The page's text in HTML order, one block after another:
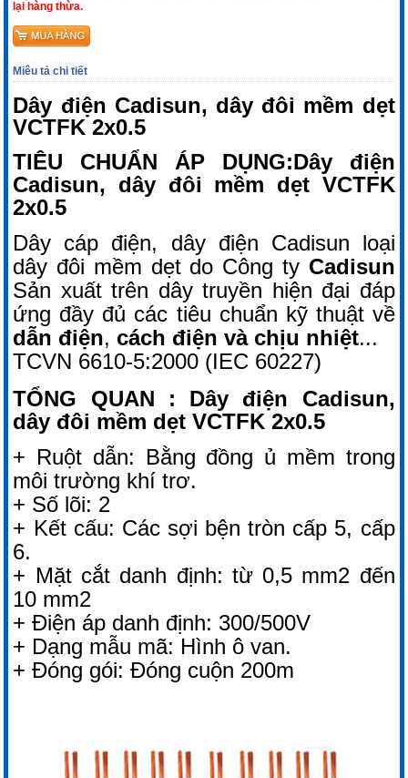
lại hàng thừa.
Miêu tả chi tiết
Dây điện Cadisun, dây đôi mềm dẹt
VCTFK 2x0.5
TIÊU CHUẨN ÁP DỤNG:Dây điện
Cadisun, dây đôi mềm dẹt VCTFK
2x0.5
Dây cáp điện, dây điện Cadisun loại
dây đôi mềm dẹt do Công ty Cadisun
Sản xuất trên dây truyền hiện đại đáp
ứng đầy đủ các tiêu chuẩn kỹ thuật về
dẫn điện, cách điện và chịu nhiệt...
TCVN 6610-5:2000 (IEC 60227)
TỔNG QUAN : Dây điện Cadisun,
dây đôi mềm dẹt VCTFK 2x0.5
+ Ruột dẫn: Bằng đồng ủ mềm trong
môi trường khí trơ.
+ Số lõi: 2
+ Kết cấu: Các sợi bện tròn cấp 5, cấp
6.
+ Mặt cắt danh định: từ 0,5 mm2 đến
10 mm2
+ Điện áp danh định: 300/500V
+ Dạng mẫu mã: Hình ô van.
+ Đóng gói: Đóng cuộn 200m